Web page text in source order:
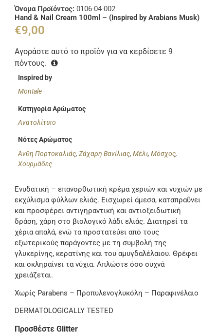
Όνομα Προϊόντος: 0106-04-002
Hand & Nail Cream 100ml – (Inspired by Arabians Musk)
€9,00
Αγοράστε αυτό το προϊόν για να κερδίσετε 9
πόντους.
Inspired by
Montale
Κατηγορία Αρώματος
Ανατολίτικο
Νότες Αρώματος
Άνθη Πορτοκαλιάς,Ζάχαρη Βανίλιας,Μέλι,Μόσχος,
Χουρμάδες
Ενυδατική – επανορθωτική κρέμα χεριών και νυχιών με
εκχύλισμα φύλλων ελιάς. Εισχωρεί άμεσα, καταπραΰνει
και προσφέρει αντιγηραντική και αντιοξειδωτική
δράση, χάρη στο βιολογικό λάδι ελιάς. Διατηρεί τα
χέρια απαλά, ενώ τα προστατεύει από τους
εξωτερικούς παράγοντες με τη συμβολή της
γλυκερίνης, κερατίνης και του αμυγδαλέλαιου. Θρέφει
και σκληραίνει τα νύχια. Απλώστε όσο συχνά
χρειάζεται.
Χωρίς Parabens – Προπυλενογλυκόλη – Παραφινέλαιο
DERMATOLOGICALLY TESTED
Προσθέστε Glitter